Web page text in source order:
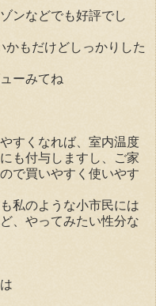
ンなどでも好評でし
かもだけどしっかりした
ーみてね
すくなれば、室内温度
も付与しますし、ご家
で買いやすく使いやす
私のような小市民には
、やってみたい性分な